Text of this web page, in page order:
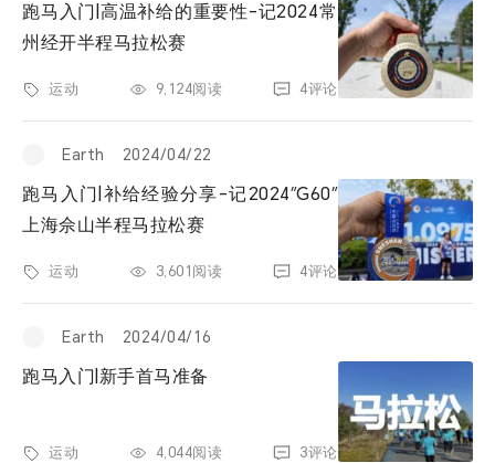
技术
旅行
跑遍中国
跑马入门|高温补给的重要性-记2024常
州经开半程马拉松赛
运动 9,124阅读 4评论
Earth 2024/04/22
跑马入门|补给经验分享-记2024″G60″
上海佘山半程马拉松赛
运动 3,601阅读 4评论
Earth 2024/04/16
跑马入门|新手首马准备
运动 4,044阅读 3评论